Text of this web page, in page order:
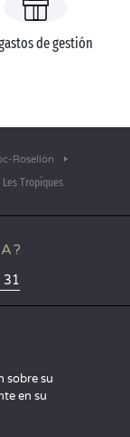
de gestión
Rosellón
Les Tropiques
31
sobre su
en su